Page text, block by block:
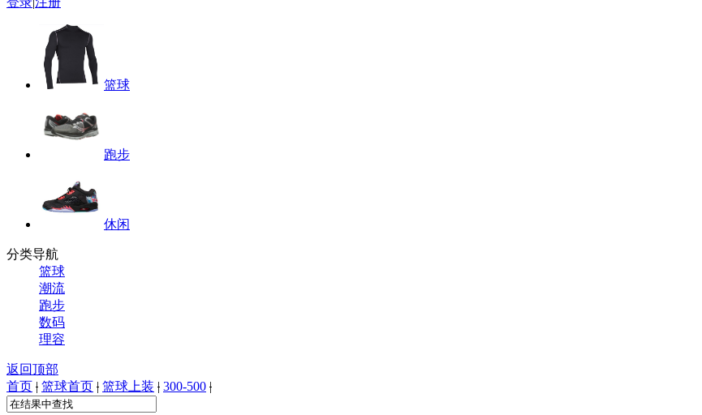
篮球
跑步
休闲
分类导航
篮球
潮流
跑步
数码
理容
返回顶部
首页 | 篮球首页 | 篮球上装 | 300-500 |